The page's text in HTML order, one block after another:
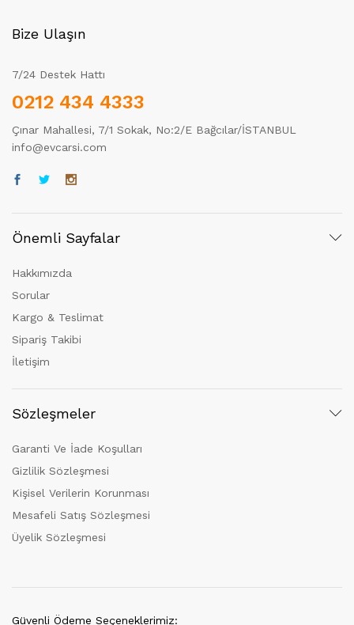
Bize Ulaşın
7/24 Destek Hattı
0212 434 4333
Çınar Mahallesi, 7/1 Sokak, No:2/E Bağcılar/İSTANBUL
info@evcarsi.com
Önemli Sayfalar
Hakkımızda
Sorular
Kargo & Teslimat
Sipariş Takibi
İletişim
Sözleşmeler
Garanti Ve İade Koşulları
Gizlilik Sözleşmesi
Kişisel Verilerin Korunması
Mesafeli Satış Sözleşmesi
Üyelik Sözleşmesi
Güvenli Ödeme Seçeneklerimiz: